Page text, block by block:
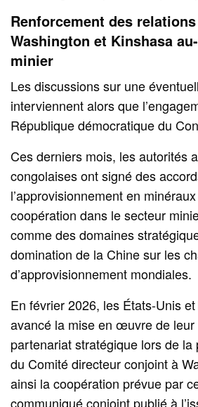
Renforcement des
Washington et Kinshasa
minier
Les discussions sur une
interviennent alors que
République démocratique du
Ces derniers mois, les autorités
congolaises ont signé des
l’approvisionnement en
coopération dans le secteur
comme des domaines
domination de la Chine sur les
d’approvisionnement mondiales.
En février 2026, les États-Unis
avancé la mise en œuvre de leur
partenariat stratégique lors de la
du Comité directeur conjoint à
ainsi la coopération prévue par
communiqué conjoint publié à